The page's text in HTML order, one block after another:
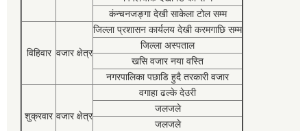
कंन्चनजङ्गा देखी साकेला टोल सम्म
विहिवार वजार क्षेत्र
जिल्ला प्रशासन कार्यलय देखी करमगाछि सम्म
जिल्ला अस्पताल
खसि वजार नया वस्ति
नगरपालिका पछाडि हुदै तरकारी वजार
शुक्रवार वजार क्षेत्र
वगाहा ढल्के देउरी
जलजले
जलजले